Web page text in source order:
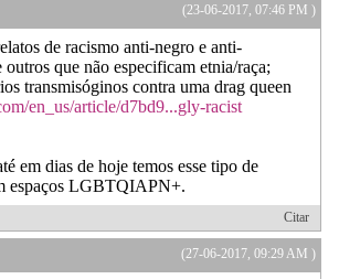
(23-06-2017, 07:46 PM )
de racismo anti-negro e anti-
que não especificam etnia/raça;
transmisóginos contra uma drag queen
en_us/article/d7bd9...gly-racist
em dias de hoje temos esse tipo de
espaços LGBTQIAPN+.
Citar
(27-06-2017, 09:29 AM )